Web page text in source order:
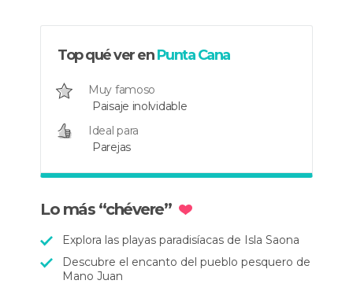
Top qué ver enPunta Cana
Muy famoso
Paisaje inolvidable
Ideal para
Parejas
Lo más “chévere”
Explora las playas paradisíacas de Isla Saona
Descubre el encanto del pueblo pesquero de
Mano Juan